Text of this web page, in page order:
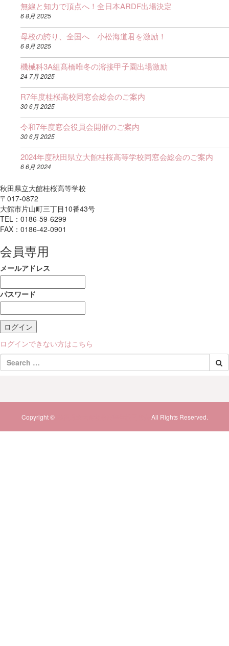
無線と知力で頂点へ！全日本ARDF出場決定
6 8月 2025
母校の誇り、全国へ 小松海道君を激励！
6 8月 2025
機械科3A組髙橋唯冬の溶接甲子園出場激励
24 7月 2025
R7年度桂桜高校同窓会総会のご案内
30 6月 2025
令和7年度窓会役員会開催のご案内
30 6月 2025
2024年度秋田県立大館桂桜高等学校同窓会総会のご案内
6 6月 2024
秋田県立大館桂桜高等学校
〒017-0872
大館市片山町三丁目10番43号
TEL：0186-59-6299
FAX：0186-42-0901
会員専用
メールアドレス
パスワード
ログインできない方はこちら
Copyright © All Rights Reserved.